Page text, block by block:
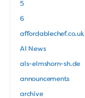
5
6
affordablechef.co.uk
AI News
als-elmshorn-sh.de
announcements
archive